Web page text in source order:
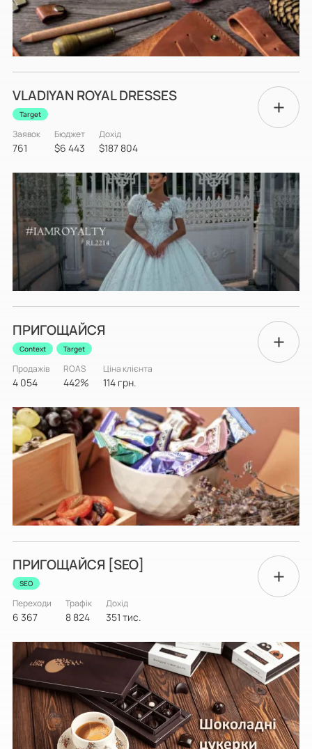
VLADIYAN ROYAL DRESSES
Target
Заявок
761
Бюджет
$6 443
Дохід
$187 804
ПРИГОЩАЙСЯ
Context Target
Продажів
4 054
ROAS
442%
Ціна клієнта
114 грн.
ПРИГОЩАЙСЯ [SEO]
SEO
Переходи
6 367
Трафік
8 824
Дохід
351 тис.